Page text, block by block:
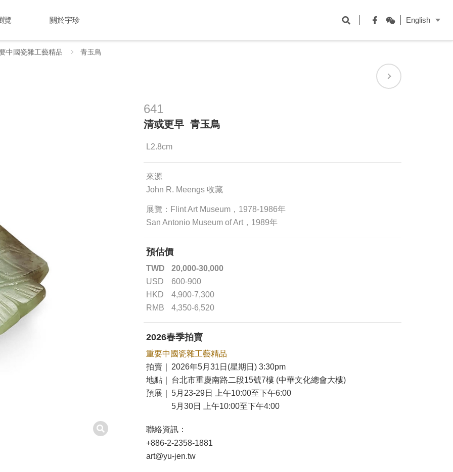
覽 關於宇珍
Facebook
WeChat
English
中國瓷雜工藝精品 青玉鳥
641
清或更早 青玉鳥
L2.8cm
來源
John R. Meengs 收藏
展覽：Flint Art Museum，1978-1986年
San Antonio Museum of Art，1989年
預估價
TWD
20,000-30,000
USD
600-900
HKD
4,900-7,300
RMB
4,350-6,520
2026春季拍賣
重要中國瓷雜工藝精品
拍賣｜
2026年5月31日(星期日) 3:30pm
地點｜
台北市重慶南路二段15號7樓 (中華文化總會大樓)
預展｜
5月23-29日 上午10:00至下午6:00
5月30日 上午10:00至下午4:00
聯絡資訊：
+886-2-2358-1881
art@yu-jen.tw